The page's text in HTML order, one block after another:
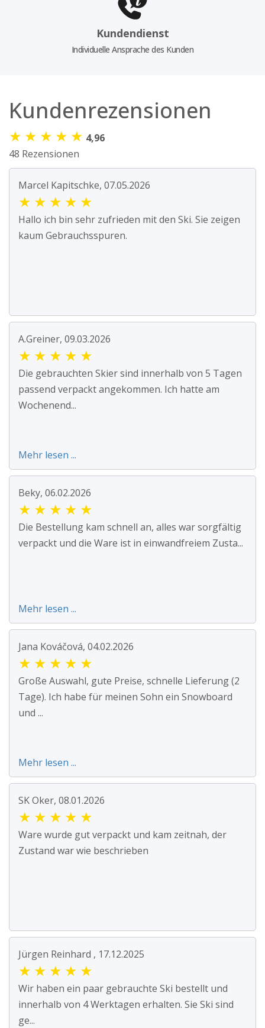
Kundendienst
Individuelle Ansprache des Kunden
Kundenrezensionen
★ ★ ★ ★ ★ 4,96
48 Rezensionen
Marcel Kapitschke, 07.05.2026
★ ★ ★ ★ ★
Hallo ich bin sehr zufrieden mit den Ski. Sie zeigen
kaum Gebrauchsspuren.
A.Greiner, 09.03.2026
★ ★ ★ ★ ★
Die gebrauchten Skier sind innerhalb von 5 Tagen
passend verpackt angekommen. Ich hatte am
Wochenend...
Mehr lesen ...
Beky, 06.02.2026
★ ★ ★ ★ ★
Die Bestellung kam schnell an, alles war sorgfältig
verpackt und die Ware ist in einwandfreiem Zusta...
Mehr lesen ...
Jana Kováčová, 04.02.2026
★ ★ ★ ★ ★
Große Auswahl, gute Preise, schnelle Lieferung (2
Tage). Ich habe für meinen Sohn ein Snowboard
und ...
Mehr lesen ...
SK Oker, 08.01.2026
★ ★ ★ ★ ★
Ware wurde gut verpackt und kam zeitnah, der
Zustand war wie beschrieben
Jürgen Reinhard , 17.12.2025
★ ★ ★ ★ ★
Wir haben ein paar gebrauchte Ski bestellt und
innerhalb von 4 Werktagen erhalten. Sie Ski sind
ge...